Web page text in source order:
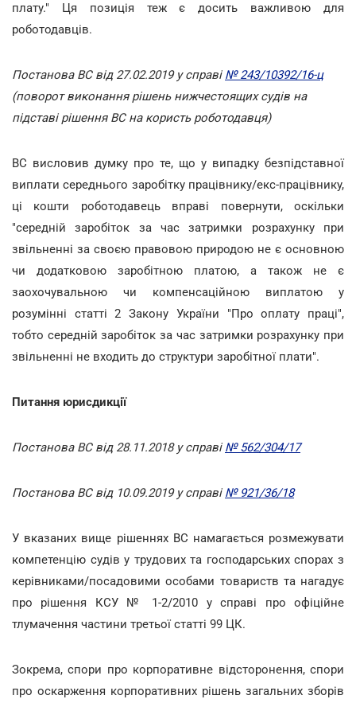
плату." Ця позиція теж є досить важливою для
роботодавців.
Постанова ВС від 27.02.2019 у справі № 243/10392/16-ц
(поворот виконання рішень нижчестоящих судів на
підставі рішення ВС на користь роботодавця)
ВС висловив думку про те, що у випадку безпідставної
виплати середнього заробітку працівнику/екс-працівнику,
ці кошти роботодавець вправі повернути, оскільки
"середній заробіток за час затримки розрахунку при
звільненні за своєю правовою природою не є основною
чи додатковою заробітною платою, а також не є
заохочувальною чи компенсаційною виплатою у
розумінні статті 2 Закону України "Про оплату праці",
тобто середній заробіток за час затримки розрахунку при
звільненні не входить до структури заробітної плати".
Питання юрисдикції
Постанова ВС від 28.11.2018 у справі № 562/304/17
Постанова ВС від 10.09.2019 у справі № 921/36/18
У вказаних вище рішеннях ВС намагається розмежувати
компетенцію судів у трудових та господарських спорах з
керівниками/посадовими особами товариств та нагадує
про рішення КСУ № 1-2/2010 у справі про офіційне
тлумачення частини третьої статті 99 ЦК.
Зокрема, спори про корпоративне відсторонення, спори
про оскарження корпоративних рішень загальних зборів